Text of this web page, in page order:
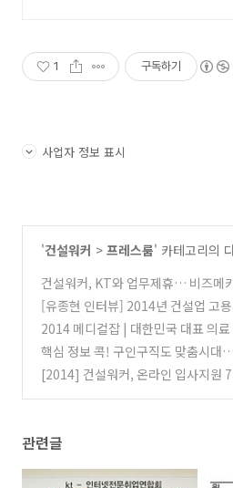
1 구독하기
사업자 정보 표시
'건설워커 > 프레스룸' 카테고리의
건설워커, KT와 업무제휴… 비즈메
인구직정보 제공
(0)
[유종현 인터뷰] 2014년 건설업 고
및 취업해법, 건설워커 발전방향
(0)
2014 메디컬잡 | 대한민국 대표 의
털, 메디컬잡
(1)
핵심 정보 콕! 구인구직도 맞춤시대
가는 전문취업포털은 어디?
(3)
[2014] 건설워커, 온라인 입사지원
관련글